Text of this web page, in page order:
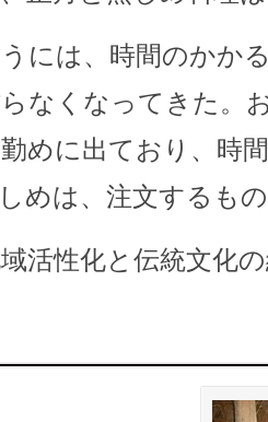
には、時間のかか
なくなってきた。
めに出ており、時
めは、注文するも
活性化と伝統文化